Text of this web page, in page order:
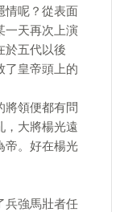
情呢？從表面
一天再次上演
於五代以後
了皇帝頭上的
將領便都有問
，大將楊光遠
帝。好在楊光
兵強馬壯者任